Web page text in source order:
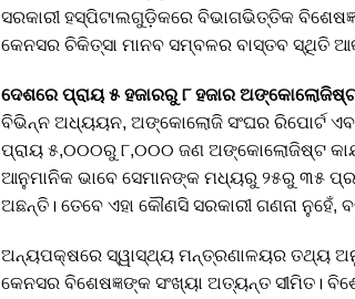
ସରକାରୀ ହସ୍ପିଟାଲଗୁଡ଼ିକରେ ବିଭାଗଭିତ୍ତିକ
କେନସର ଚିକିତ୍ସା ମାନବ ସମ୍ବଳର ବାସ୍ତବ ସ୍ଥିତି
ଦେଶରେ ପ୍ରାୟ ୫ ହଜାରରୁ ୮ ହଜାର
ବିଭିନ୍ନ ଅଧ୍ୟୟନ, ଅଙ୍କୋଲୋଜି ସଂଘର ରିପୋର୍ଟ
ପ୍ରାୟ ୫,୦୦୦ରୁ ୮,୦୦୦ ଜଣ ଅଙ୍କୋଲୋଜିଷ୍ଟ
ଆନୁମାନିକ ଭାବେ ସେମାନଙ୍କ ମଧ୍ୟରୁ ୨୫ରୁ ୩୫
ଅଛନ୍ତି। ତେବେ ଏହା କୌଣସି ସରକାରୀ ଗଣନା
ଅନ୍ୟପକ୍ଷରେ ସ୍ୱାସ୍ଥ୍ୟ ମନ୍ତ୍ରଣାଳୟର ତଥ୍ୟ
କେନସର ବିଶେଷଜ୍ଞଙ୍କ ସଂଖ୍ୟା ଅତ୍ୟନ୍ତ ସୀମିତ।